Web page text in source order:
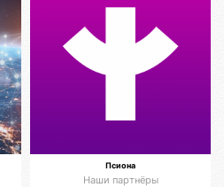
Псиона
Наши партнёры